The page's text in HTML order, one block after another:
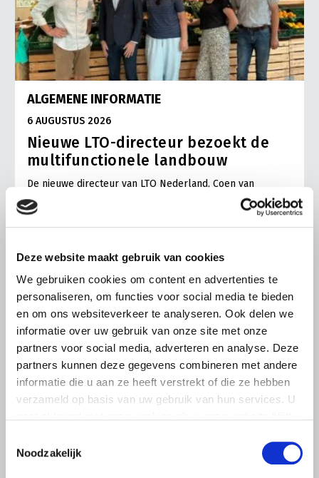
Deze website maakt gebruik van cookies
We gebruiken cookies om content en advertenties te
personaliseren, om functies voor social media te bieden
en om ons websiteverkeer te analyseren. Ook delen we
informatie over uw gebruik van onze site met onze
partners voor social media, adverteren en analyse. Deze
partners kunnen deze gegevens combineren met andere
informatie die u aan ze heeft verstrekt of die ze hebben
verzameld op basis van uw gebruik van hun services. U
Noodzakelijk
ALGEMENE INFORMATIE
6 AUGUSTUS 2026
Nieuwe LTO-directeur bezoekt de
multifunctionele landbouw
De nieuwe directeur van LTO Nederland, Coen van
Rooyen, maakte afgelopen vrijdag kennis met de
vakgroep en de multifunctionele landbouw bij
zorgtuinderij Tuin de Es in Haaren (NB).